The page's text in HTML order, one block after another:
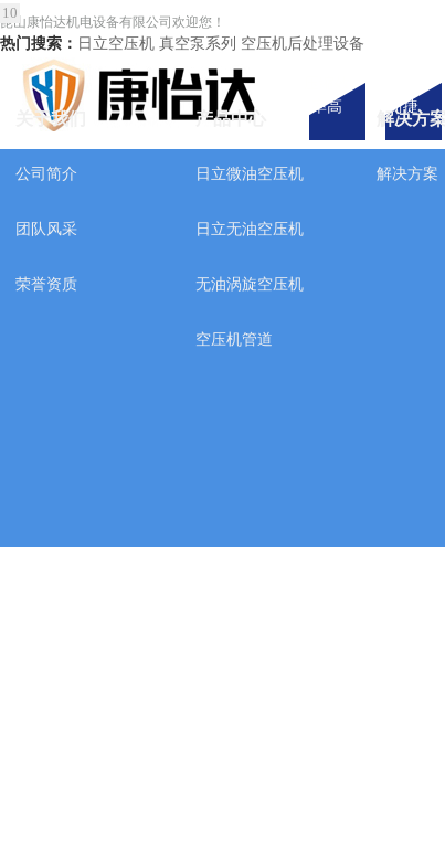
昆山康怡达机电设备有限公司欢迎您！
率高
简捷
热门搜索： 日立空压机 真空泵系列 空压机后处理设备
1
2
3
4
5
6
7
8
9
10
关于我们
公司简介
团队风采
荣誉资质
产品中心
日立微油空压机
日立无油空压机
无油涡旋空压机
空压机管道
解决方案
解决方案